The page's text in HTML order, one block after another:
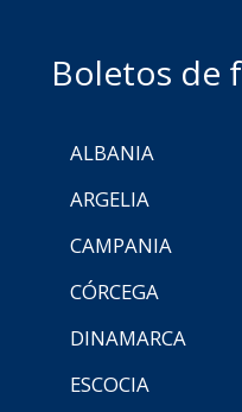
Boletos de
ALBANIA
ARGELIA
CAMPANIA
CÓRCEGA
DINAMARCA
ESCOCIA